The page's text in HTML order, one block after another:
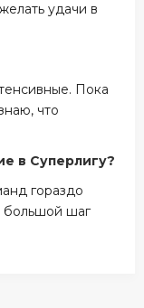
удачи в
Пока
что
в Суперлигу?
гораздо
большой шаг